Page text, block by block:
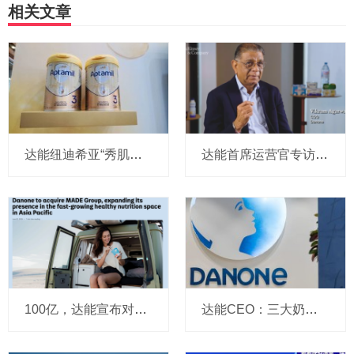
相关文章
达能纽迪希亚“秀肌肉”：一口气亮出近20项硬核成果，爱他美至熠最新研究在国际大会登顶 达能首席运营官专访：稍不留神世界就把你甩在身后，乳品焦点转向高蛋白和肠道健康，供应链员工不能只被动等指令，给出“4C绩效管理框架”
100亿，达能宣布对两家乳企下手：全资收购“小达能”，要拓展亚太高蛋白赛道，还顺道“喝下”了椰子水 达能CEO：三大奶粉企业在华份额合计提升至约50%，还说收购大型奶粉同行“完全没有吸引力”